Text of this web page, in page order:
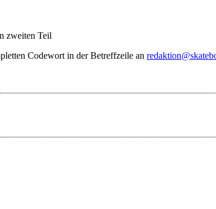
zweiten Teil
Codewort in der Betreffzeile an